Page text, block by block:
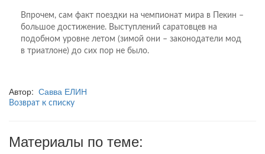
Впрочем, сам факт поездки на чемпионат мира в Пекин –
большое достижение. Выступлений саратовцев на
подобном уровне летом (зимой они – законодатели мод
в триатлоне) до сих пор не было.
Автор: Савва ЕЛИН
Возврат к списку
Материалы по теме: